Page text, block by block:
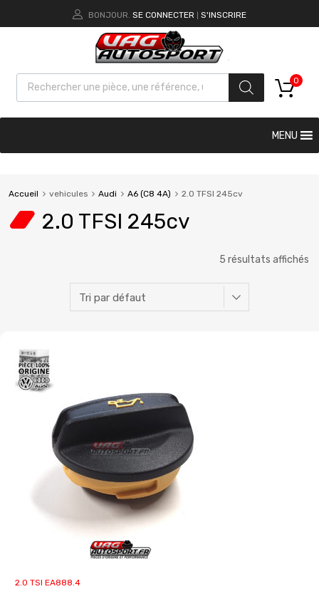
BONJOUR. SE CONNECTER S'INSCRIRE
0
MENU
Accueil vehicules Audi A6 (C8 4A) 2.0 TFSI 245cv
2.0 TFSI 245cv
5 résultats affichés
2.0 TSI EA888.4